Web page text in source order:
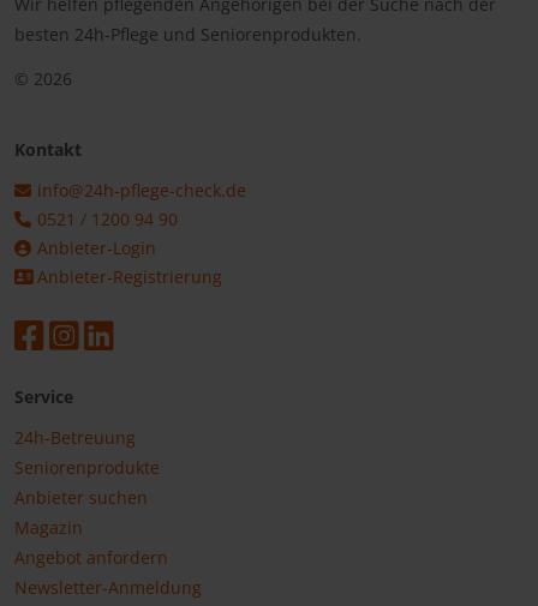
besten 24h-Pflege und Seniorenprodukten.
© 2026
Kontakt
info@24h-pflege-check.de
0521 / 1200 94 90
Anbieter-Login
Anbieter-Registrierung
Service
24h-Betreuung
Seniorenprodukte
Anbieter suchen
Magazin
Angebot anfordern
Newsletter-Anmeldung